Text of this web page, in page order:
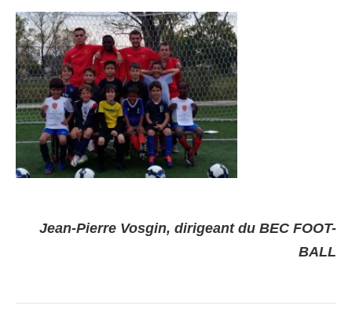
Jean-Pierre Vosgin, dirigeant du BEC FOOT-
BALL